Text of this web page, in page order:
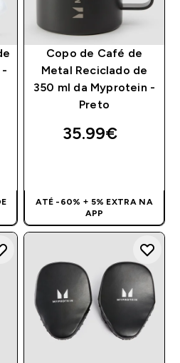
-
Copo de Café de
Metal Reciclado de
350 ml da Myprotein -
Preto
35.99€‎
ATÉ -60% + 5% EXTRA NA
APP